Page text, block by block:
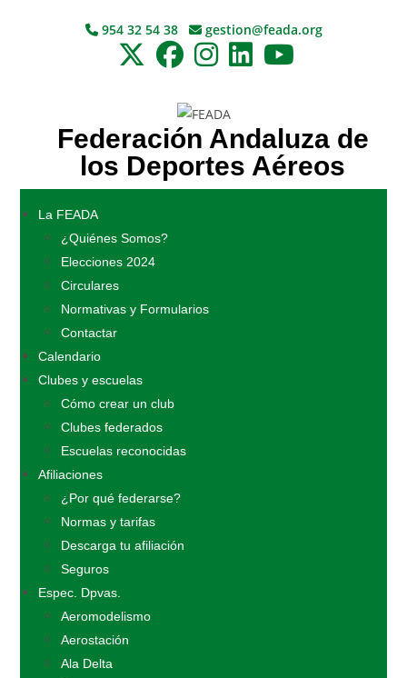
954 32 54 38 gestion@feada.org
Federación Andaluza de
los Deportes Aéreos
La FEADA
¿Quiénes Somos?
Elecciones 2024
Circulares
Normativas y Formularios
Contactar
Calendario
Clubes y escuelas
Cómo crear un club
Clubes federados
Escuelas reconocidas
Afiliaciones
¿Por qué federarse?
Normas y tarifas
Descarga tu afiliación
Seguros
Espec. Dpvas.
Aeromodelismo
Aerostación
Ala Delta